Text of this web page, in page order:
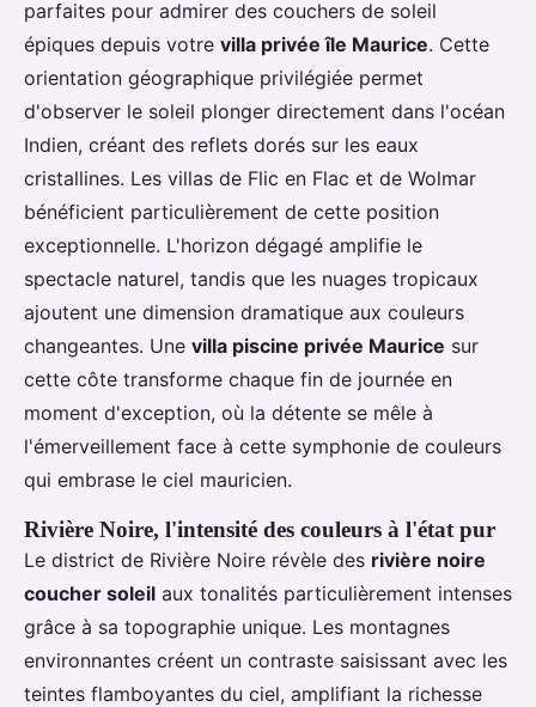
parfaites pour admirer des couchers de soleil
épiques depuis votre villa privée île Maurice. Cette
orientation géographique privilégiée permet
d'observer le soleil plonger directement dans l'océan
Indien, créant des reflets dorés sur les eaux
cristallines. Les villas de Flic en Flac et de Wolmar
bénéficient particulièrement de cette position
exceptionnelle. L'horizon dégagé amplifie le
spectacle naturel, tandis que les nuages tropicaux
ajoutent une dimension dramatique aux couleurs
changeantes. Une villa piscine privée Maurice sur
cette côte transforme chaque fin de journée en
moment d'exception, où la détente se mêle à
l'émerveillement face à cette symphonie de couleurs
qui embrase le ciel mauricien.
Rivière Noire, l'intensité des couleurs à l'état pur
Le district de Rivière Noire révèle des rivière noire
coucher soleil aux tonalités particulièrement intenses
grâce à sa topographie unique. Les montagnes
environnantes créent un contraste saisissant avec les
teintes flamboyantes du ciel, amplifiant la richesse